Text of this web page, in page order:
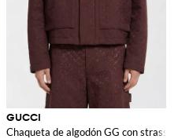
GUCCI
Chaqueta de algodón GG con strass